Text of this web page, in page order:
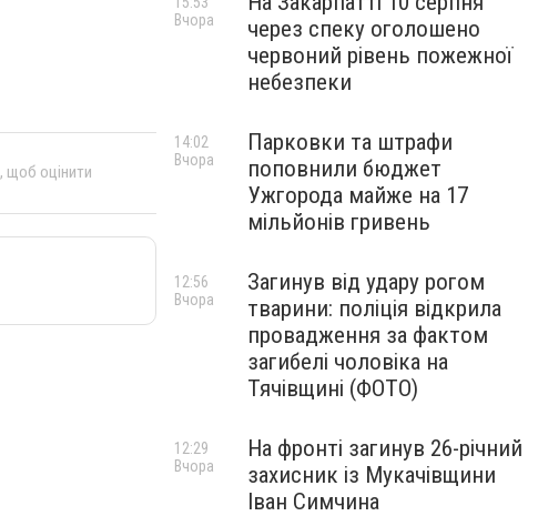
, щоб оцінити
через спеку оголошено
червоний рівень пожежної
небезпеки
Вчора
Парковки та штрафи
поповнили бюджет
Ужгорода майже на 17
мільйонів гривень
14:02
Вчора
Загинув від удару рогом
тварини: поліція відкрила
провадження за фактом
загибелі чоловіка на
Тячівщині (ФОТО)
12:56
Вчора
На фронті загинув 26-річний
захисник із Мукачівщини
Іван Симчина
12:29
Вчора